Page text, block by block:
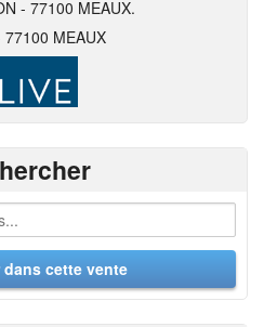
- 77100 MEAUX.
MEAUX